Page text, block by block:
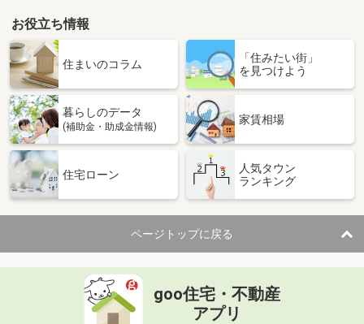
お役立ち情報
住まいのコラム
「住みたい街」
を見つけよう
暮らしのデータ
(補助金・助成金情報)
家賃相場
住宅ローン
人気タウン
ランキング
ページトップに戻る
goo住宅・不動産
アプリ